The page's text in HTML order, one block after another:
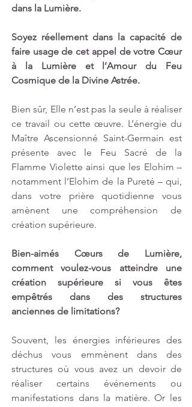
dans la Lumière.
Soyez réellement dans la capacité de
faire usage de cet appel de votre Cœur
à la Lumière et l’Amour du Feu
Cosmique de la Divine Astrée.
Bien sûr, Elle n’est pas la seule à réaliser
ce travail ou cette œuvre. L’énergie du
Maître Ascensionné Saint-Germain est
présente avec le Feu Sacré de la
Flamme Violette ainsi que les Elohim –
notamment l’Elohim de la Pureté – qui,
dans votre prière quotidienne vous
amènent une compréhension de
création supérieure.
Bien-aimés Cœurs de Lumière,
comment voulez-vous atteindre une
création supérieure si vous êtes
empêtrés dans des structures
anciennes de limitations?
Souvent, les énergies inférieures des
déchus vous emmènent dans des
structures où vous avez un devoir de
réaliser certains événements ou
manifestations dans la matière. Or les